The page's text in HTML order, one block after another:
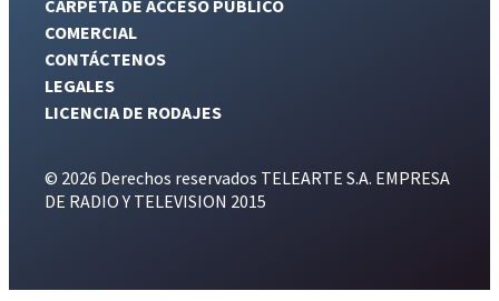
CARPETA DE ACCESO PÚBLICO
COMERCIAL
CONTÁCTENOS
LEGALES
LICENCIA DE RODAJES
© 2026 Derechos reservados TELEARTE S.A. EMPRESA
DE RADIO Y TELEVISION 2015